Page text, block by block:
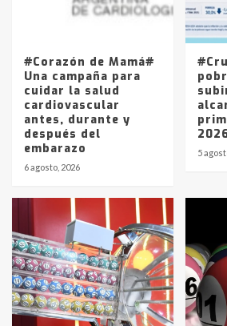
Los precios de los
La Pampa, desde
entre 857 a 1338
#Corazón de Mamá#
Una campaña para
cuidar la salud
cardiovascular
antes, durante y
después del
embarazo
6 agosto, 2026
5